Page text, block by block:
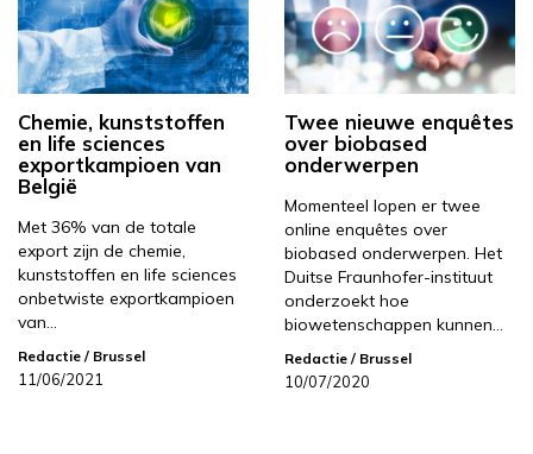
Chemie, kunststoffen
en life sciences
exportkampioen van
België
Met 36% van de totale
export zijn de chemie,
kunststoffen en life sciences
onbetwiste exportkampioen
van…
Redactie / Brussel
11/06/2021
Twee nieuwe enquêtes
over biobased
onderwerpen
Momenteel lopen er twee
online enquêtes over
biobased onderwerpen. Het
Duitse Fraunhofer-instituut
onderzoekt hoe
biowetenschappen kunnen…
Redactie / Brussel
10/07/2020